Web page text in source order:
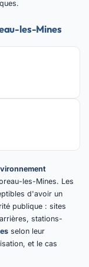
les-Mines
les-Mines. Les
d'avoir un
publique : sites
stations-
selon leur
et le cas